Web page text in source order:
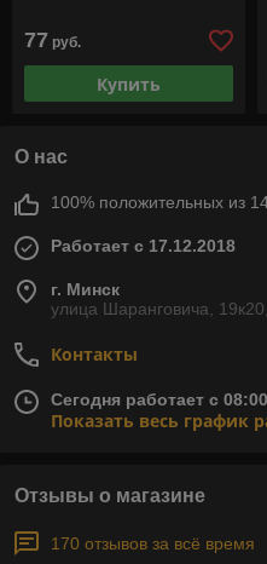
77 руб.
Купить
О нас
100% положительных из
Работает с 17.12.2018
г. Минск
улица Шаранговича,
Контакты
Сегодня работает с
Показать весь график
Отзывы о магазине
170 отзывов за всё время